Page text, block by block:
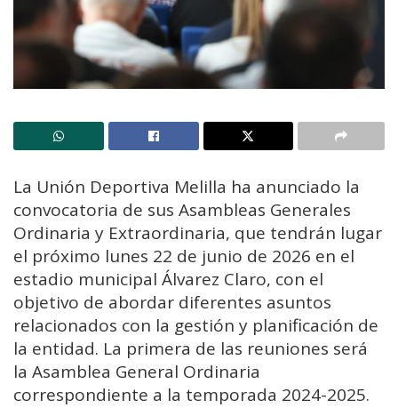
La Unión Deportiva Melilla ha anunciado la
convocatoria de sus Asambleas Generales
Ordinaria y Extraordinaria, que tendrán lugar
el próximo lunes 22 de junio de 2026 en el
estadio municipal Álvarez Claro, con el
objetivo de abordar diferentes asuntos
relacionados con la gestión y planificación de
la entidad. La primera de las reuniones será
la Asamblea General Ordinaria
correspondiente a la temporada 2024-2025.